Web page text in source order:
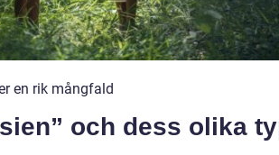
en rik mångfald
och dess olika